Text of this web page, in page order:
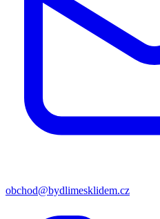
obchod@bydlimesklidem.cz